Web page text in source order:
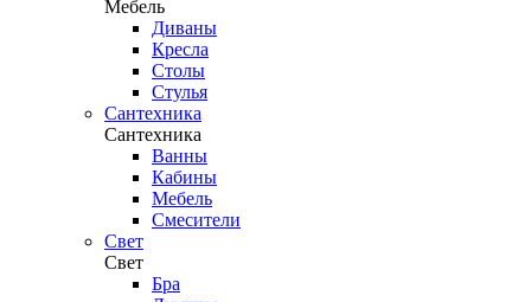
Мебель
Диваны
Кресла
Столы
Стулья
Сантехника
Сантехника
Ванны
Кабины
Мебель
Смесители
Свет
Свет
Бра